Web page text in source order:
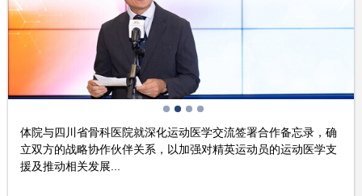
体院与四川省骨科医院就深化运动医学交流签署合作备忘录，确
立双方的战略协作伙伴关系，以加强对精英运动员的运动医学支
援及推动相关发展...